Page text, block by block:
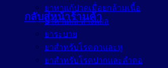
กลับสู่หน้าร้านค้า
ยาทาแก้ปวดเมื่อยกล้ามเนื้อ
ยาทาแผล ล้างแผล
ยาระบาย
ยาสำหรับโรคตาและหู
ยาสำหรับโรคปากและลำคอ